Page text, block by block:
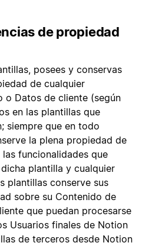
de propiedad
posees y conservas
de cualquier
o Datos de cliente (según
en las plantillas que
siempre que en todo
la plena propiedad de
funcionalidades que
plantilla y cualquier
plantillas conserve sus
sobre su Contenido de
que puedan procesarse
Usuarios finales de Notion
de terceros desde Notion